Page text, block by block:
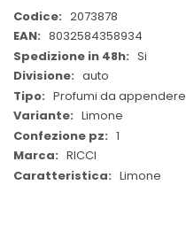
Maggiori
Informazioni
2073878
8032584358934
Si
auto
Profumi da appendere
Limone
1
RICCI
Limone